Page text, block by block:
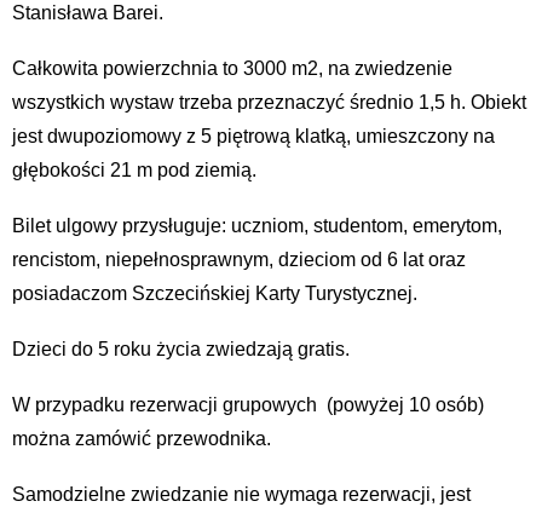
Stanisława Barei.
Całkowita powierzchnia to 3000 m2, na zwiedzenie
wszystkich wystaw trzeba przeznaczyć średnio 1,5 h. Obiekt
jest dwupoziomowy z 5 piętrową klatką, umieszczony na
głębokości 21 m pod ziemią.
Bilet ulgowy przysługuje: uczniom, studentom, emerytom,
rencistom, niepełnosprawnym, dzieciom od 6 lat oraz
posiadaczom Szczecińskiej Karty Turystycznej.
Dzieci do 5 roku życia zwiedzają gratis.
W przypadku rezerwacji grupowych (powyżej 10 osób)
można zamówić przewodnika.
Samodzielne zwiedzanie nie wymaga rezerwacji, jest